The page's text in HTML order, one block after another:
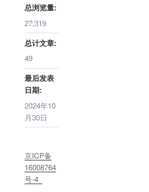
总浏览量:
27,319
总计文章:
49
最后发表
日期:
2024年10
月30日
京ICP备
16008764
号-4